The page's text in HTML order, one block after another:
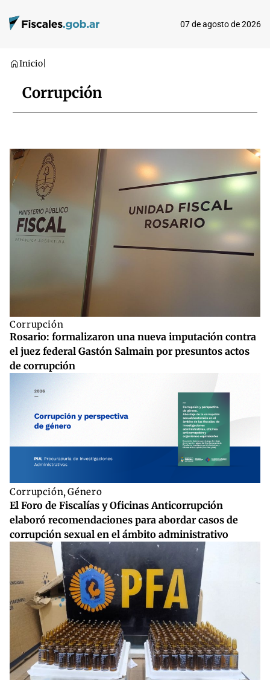
07 de agosto de 2026
Inicio
Corrupción
Corrupción
Rosario: formalizaron una nueva imputación contra
el juez federal Gastón Salmain por presuntos actos
de corrupción
Corrupción,Género
El Foro de Fiscalías y Oficinas Anticorrupción
elaboró recomendaciones para abordar casos de
corrupción sexual en el ámbito administrativo